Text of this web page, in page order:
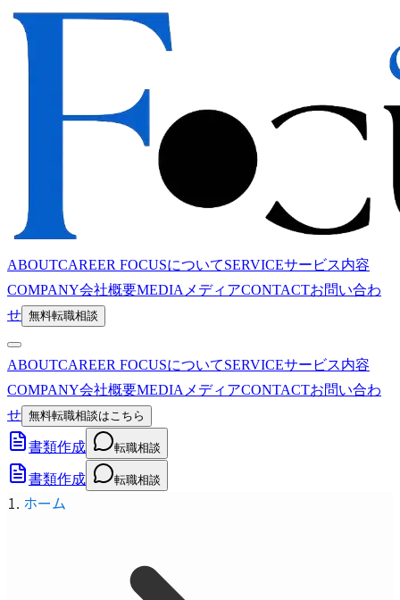
ABOUTCAREER FOCUSについてSERVICEサービス内容
COMPANY会社概要MEDIA メディアCONTACTお問い合わ
せ 無料転職相談
ABOUTCAREER FOCUSについてSERVICEサービス内容
COMPANY会社概要MEDIA メディアCONTACTお問い合わ
せ 無料転職相談はこちら
書類作成 転職相談
書類作成 転職相談
ホーム